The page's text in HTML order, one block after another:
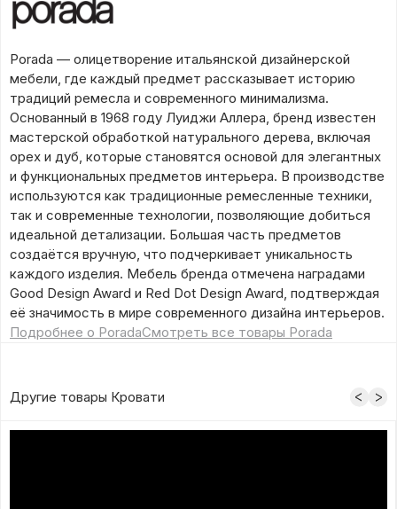
Porada — олицетворение итальянской дизайнерской
мебели, где каждый предмет рассказывает историю
традиций ремесла и современного минимализма.
Основанный в 1968 году Луиджи Аллера, бренд известен
мастерской обработкой натурального дерева, включая
орех и дуб, которые становятся основой для элегантных
и функциональных предметов интерьера. В производстве
используются как традиционные ремесленные техники,
так и современные технологии, позволяющие добиться
идеальной детализации. Большая часть предметов
создаётся вручную, что подчеркивает уникальность
каждого изделия. Мебель бренда отмечена наградами
Good Design Award и Red Dot Design Award, подтверждая
её значимость в мире современного дизайна интерьеров.
Подробнее о PoradaСмотреть все товары Porada
Другие товары Кровати